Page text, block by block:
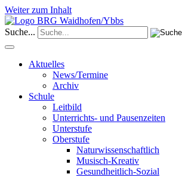
Weiter zum Inhalt
Suche...
Aktuelles
News/Termine
Archiv
Schule
Leitbild
Unterrichts- und Pausenzeiten
Unterstufe
Oberstufe
Naturwissenschaftlich
Musisch-Kreativ
Gesundheitlich-Sozial